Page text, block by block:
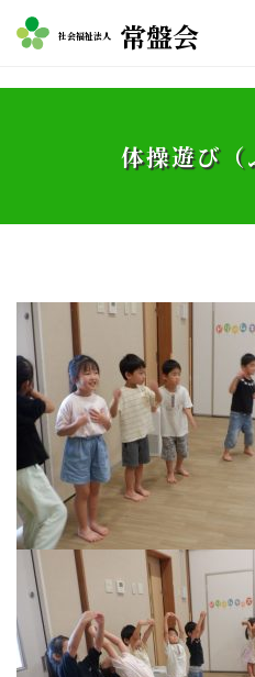
社会福祉法人 常盤会
体操遊び（